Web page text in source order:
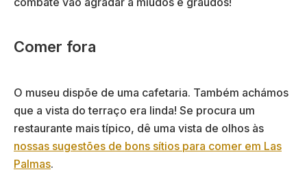
Comer fora
O museu dispõe de uma cafetaria. Também achámos
que a vista do terraço era linda! Se procura um
restaurante mais típico, dê uma vista de olhos às
nossas sugestões de bons sítios para comer em Las
Palmas.